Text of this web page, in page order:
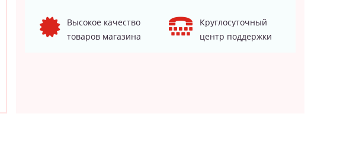
Высокое качество
товаров магазина
Круглосуточный
центр поддержки